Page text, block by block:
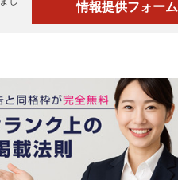
情報提供フォーム